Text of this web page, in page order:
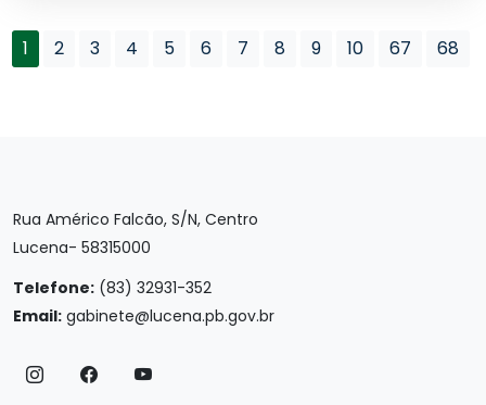
1 2 3 4 5 6 7 8 9 10 67 68
Rua Américo Falcão, S/N, Centro
Lucena- 58315000
Telefone: (83) 32931-352
Email: gabinete@lucena.pb.gov.br